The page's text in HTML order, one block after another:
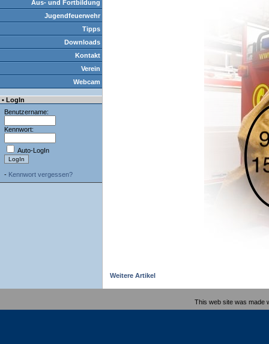
Aus- und Fortbildung
Jugendfeuerwehr
Tipps
Downloads
Kontakt
Verein
Webcam
• LogIn
Benutzername:
Kennwort:
Auto-LogIn
- Kennwort vergessen?
Weitere Artikel
This web site was made